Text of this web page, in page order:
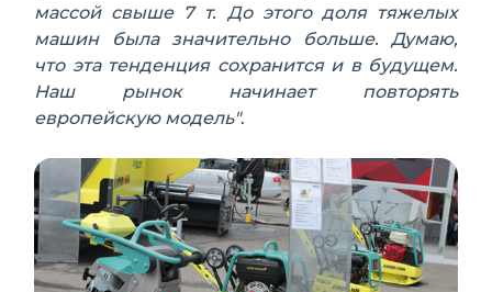
массой свыше 7 т. До этого доля тяжелых
машин была значительно больше. Думаю,
что эта тенденция сохранится и в будущем.
Наш рынок начинает повторять
европейскую модель".